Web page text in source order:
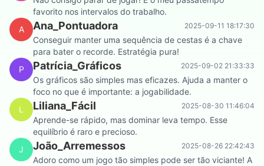
favorito nos intervalos do trabalho.
A
Ana_Pontuadora 2025-09-11 18:17:30
Conseguir manter uma sequência de cestas é a chave
para bater o recorde. Estratégia pura!
P
Patrícia_Gráficos 2025-09-02 21:33:33
Os gráficos são simples mas eficazes. Ajuda a manter o
foco no que é importante: a jogabilidade.
L
Liliana_Fácil 2025-08-30 11:46:04
Aprende-se rápido, mas dominar leva tempo. Esse
equilíbrio é raro e precioso.
J
João_Arremessos 2025-08-26 22:42:43
Adoro como um jogo tão simples pode ser tão viciante! A